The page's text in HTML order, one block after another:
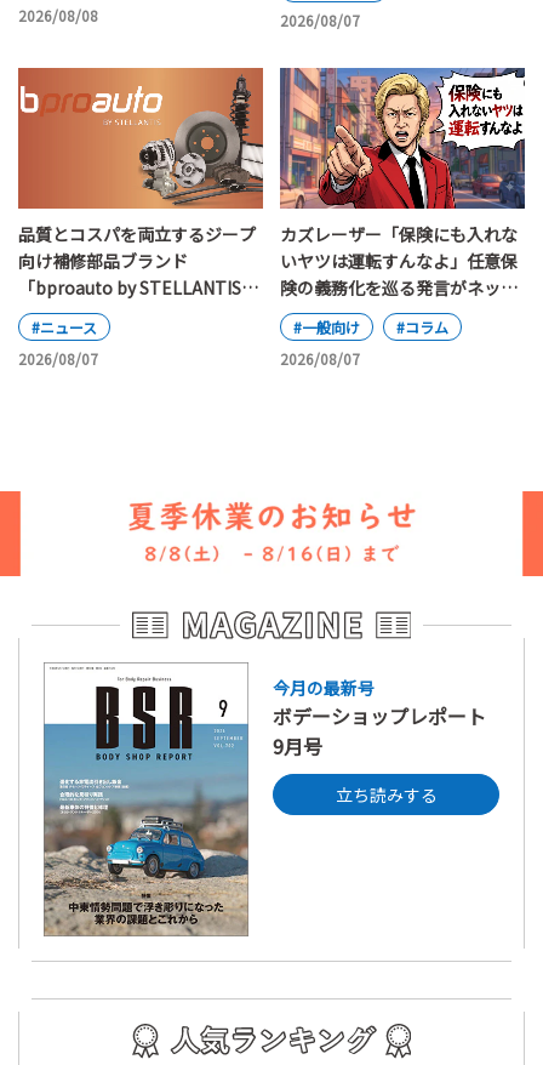
2026/08/08
2026/08/07
品質とコスパを両立するジープ
向け補修部品ブランド
「bproauto by STELLANTIS」
が日本上陸
#ニュース
2026/08/07
カズレーザー「保険にも入れな
いヤツは運転すんなよ」任意保
険の義務化を巡る発言がネット
で大論争
#一般向け
#コラム
2026/08/07
今月の最新号
ボデーショップレポート
9月号
立ち読みする